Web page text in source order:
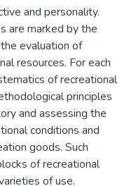
and personality.
are marked by the
evaluation of
resources. For each
of recreational
principles
and assessing the
conditions and
goods. Such
of recreational
of use.